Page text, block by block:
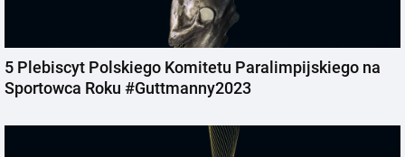
5 Plebiscyt Polskiego Komitetu Paralimpijskiego na
Sportowca Roku #Guttmanny2023